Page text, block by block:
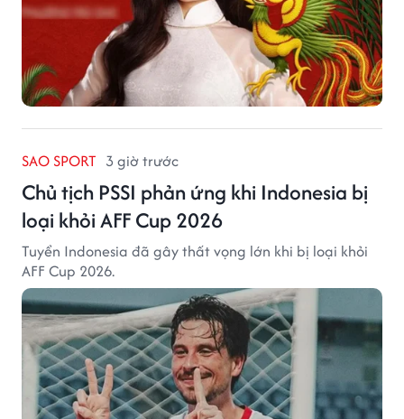
SAO SPORT 3 giờ trước
Chủ tịch PSSI phản ứng khi Indonesia bị
loại khỏi AFF Cup 2026
Tuyển Indonesia đã gây thất vọng lớn khi bị loại khỏi
AFF Cup 2026.